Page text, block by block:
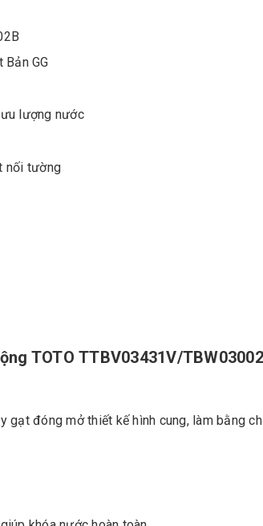
GG
lượng nước
nối tường
TOTO TTBV03431V/
gạt đóng mở thiết kế hình cung, làm bằng